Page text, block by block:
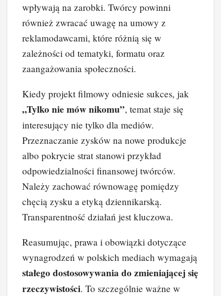
wpływają na zarobki. Twórcy powinni
również zwracać uwagę na umowy z
reklamodawcami, które różnią się w
zależności od tematyki, formatu oraz
zaangażowania społeczności.
Kiedy projekt filmowy odniesie sukces, jak
„Tylko nie mów nikomu”, temat staje się
interesujący nie tylko dla mediów.
Przeznaczanie zysków na nowe produkcje
albo pokrycie strat stanowi przykład
odpowiedzialności finansowej twórców.
Należy zachować równowagę pomiędzy
chęcią zysku a etyką dziennikarską.
Transparentność działań jest kluczowa.
Reasumując, prawa i obowiązki dotyczące
wynagrodzeń w polskich mediach wymagają
stałego dostosowywania do zmieniającej się
rzeczywistości. To szczególnie ważne w